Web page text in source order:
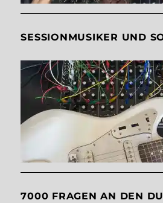
SESSIONMUSIKER UND
7000 FRAGEN AN DEN